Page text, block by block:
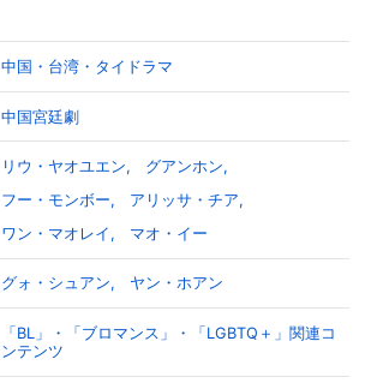
中国・台湾・タイドラマ
中国宮廷劇
リウ・ヤオユエン
グアンホン
フー・モンボー
アリッサ・チア
ワン・マオレイ
マオ・イー
グォ・シュアン ヤン・ホアン
「BL」・「ブロマンス」・「LGBTQ＋」関連コ
ンテンツ